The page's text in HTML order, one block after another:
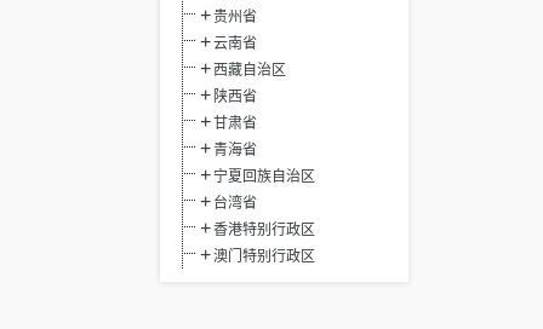
贵州省
云南省
西藏自治区
陕西省
甘肃省
青海省
宁夏回族自治区
台湾省
香港特别行政区
澳门特别行政区